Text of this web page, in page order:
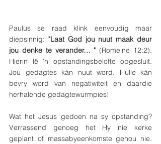
Paulus se raad klink eenvoudig maar
diepsinnig: "Laat God jou nuut maak deur
jou denke te verander… " (Romeine 12:2).
Hierin lê 'n opstandingsbelofte opgesluit.
Jou gedagtes kán nuut word. Hulle kán
bevry word van negatiwiteit en daardie
herhalende gedagtewurmpies!
Wat het Jesus gedoen na sy opstanding?
Verrassend genoeg het Hy nie kerke
geplant of massabyeenkomste gehou nie.